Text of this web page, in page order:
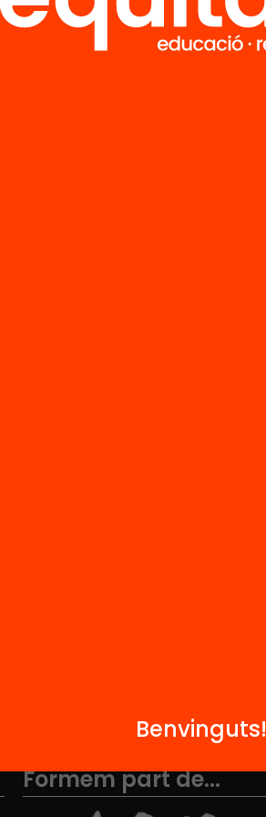
Formem part de...
Benvinguts!